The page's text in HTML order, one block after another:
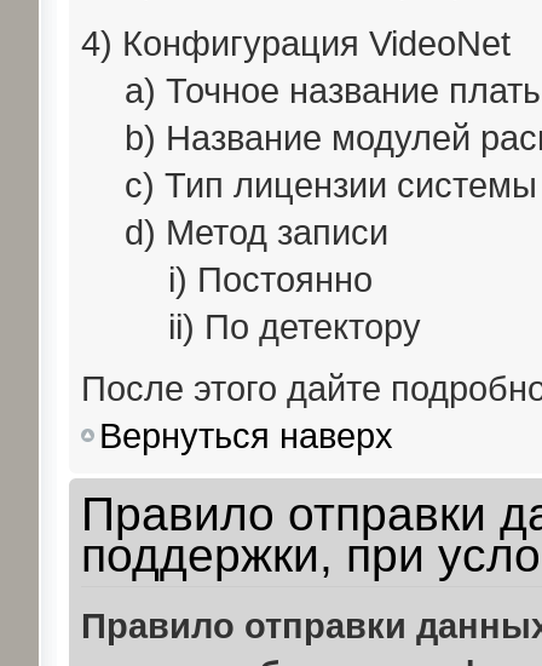
4) Конфигурация VideoNet
a) Точное название
b) Название модулей
c) Тип лицензии
d) Метод записи
i) Постоянно
ii) По детектору
После этого дайте
Вернуться наверх
Правило отправки
поддержки, при
Правило отправки